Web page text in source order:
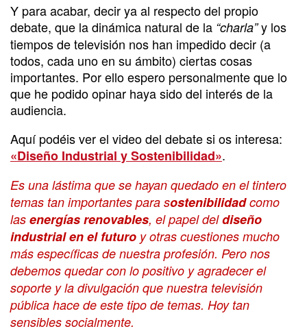
Y para acabar, decir ya al respecto del propio
debate, que la dinámica natural de la “charla”y los
tiempos de televisión nos han impedido decir (a
todos, cada uno en su ámbito) ciertas cosas
importantes. Por ello espero personalmente que lo
que he podido opinar haya sido del interés de la
audiencia.
Aquí podéis ver el video del debate si os interesa:
«Diseño Industrial y Sostenibilidad».
Es una lástima que se hayan quedado en el tintero
temas tan importantes para sostenibilidadcomo
las energías renovables, el papel deldiseño
industrial en el futuro y otras cuestiones mucho
más específicas de nuestra profesión. Pero nos
debemos quedar con lo positivo y agradecer el
soporte y la divulgación que nuestra televisión
pública hace de este tipo de temas. Hoy tan
sensibles socialmente.